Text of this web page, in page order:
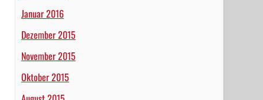
Januar 2016
Dezember 2015
November 2015
Oktober 2015